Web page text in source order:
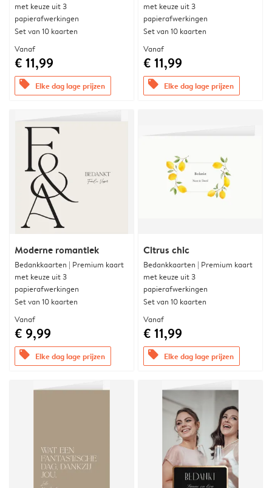
met keuze uit 3
papierafwerkingen
Set van 10 kaarten
Vanaf
€ 11,99
offers Elke dag lage prijzen
met keuze uit 3
papierafwerkingen
Set van 10 kaarten
Vanaf
€ 11,99
offers Elke dag lage prijzen
Moderne romantiek
Bedankkaarten | Premium kaart
met keuze uit 3
papierafwerkingen
Set van 10 kaarten
Vanaf
€ 9,99
offers Elke dag lage prijzen
Citrus chic
Bedankkaarten | Premium kaart
met keuze uit 3
papierafwerkingen
Set van 10 kaarten
Vanaf
€ 11,99
offers Elke dag lage prijzen